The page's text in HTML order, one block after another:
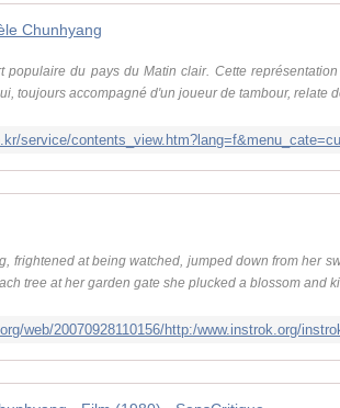
Chunhyang
populaire du pays du Matin clair. Cette
toujours accompagné d'un joueur de tambour, relate
frightened at being watched, jumped down from her
tree at her garden gate she plucked a blossom and